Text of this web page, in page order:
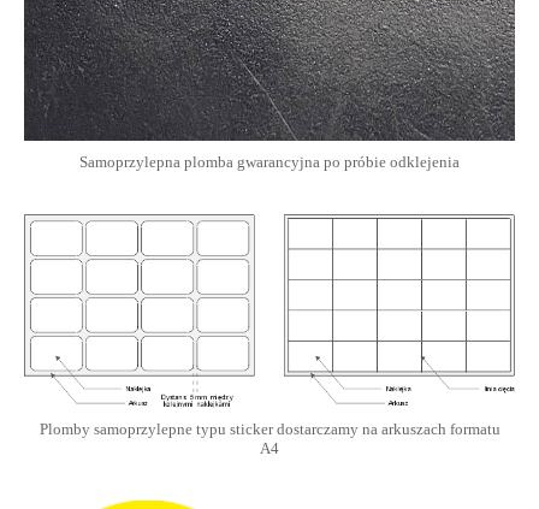
Samoprzylepna plomba gwarancyjna po próbie odklejenia
Plomby samoprzylepne typu sticker dostarczamy na arkuszach formatu
A4